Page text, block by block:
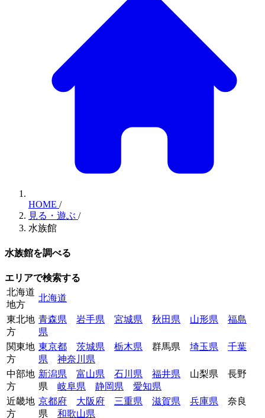
HOME /
見る・遊ぶ /
水族館
水族館を調べる
エリアで検索する
北海道
地方
北海道
東北地
方
青森県 岩手県 宮城県 秋田県 山形県
福島
県
関東地
方
東京都 茨城県 栃木県 群馬県 埼玉県
千葉
県
神奈川県
中部地
方
新潟県 富山県 石川県 福井県 山梨県
長野
県
岐阜県 静岡県
愛知県
近畿地
方
京都府 大阪府 三重県 滋賀県 兵庫県
奈良
県
和歌山県